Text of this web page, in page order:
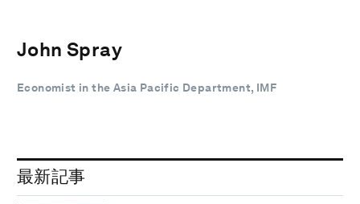
John Spray
Economist in the Asia Pacific Department, IMF
最新記事